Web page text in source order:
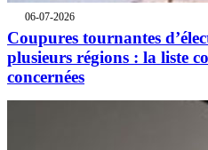
06-07-2026
Coupures tournantes
plusieurs régions : la liste
concernées